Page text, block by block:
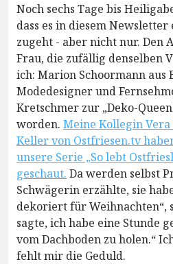
Noch sechs Tage bis
dass es in diesem
zugeht - aber nicht nur. Den
Frau, die zufällig denselben
ich: Marion Schoormann aus
Modedesigner und
Kretschmer zur „Deko-
worden. Meine Kollegin Vera
Keller von Ostfriesen.tv
unsere Serie „So lebt
geschaut. Da werden selbst
Schwägerin erzählte, sie
dekoriert für Weihnachten“,
sagte, ich habe eine Stunde
vom Dachboden zu holen.“
fehlt mir die Geduld.